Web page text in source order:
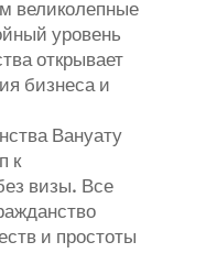
великолепные
уровень
открывает
бизнеса и
Вануату
к
визы. Все
и простоты